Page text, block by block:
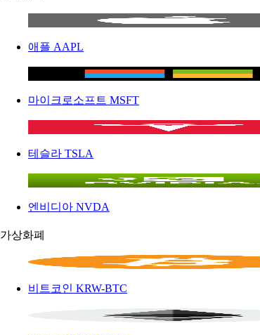
애플 AAPL
마이크로소프트 MSFT
테슬라 TSLA
엔비디아 NVDA
가상화폐
비트코인 KRW-BTC